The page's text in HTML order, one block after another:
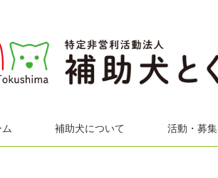
補助犬について 活動・募集